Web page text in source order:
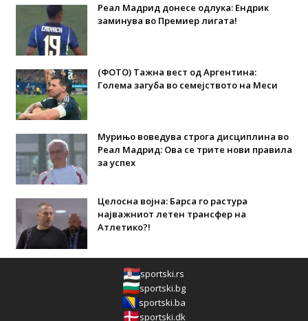
Реал Мадрид донесе одлука: Eндрик
заминува во Премиер лигата!
(ФОТО) Тажна вест од Аргентина:
Голема загуба во семејството на Меси
Мурињо воведува строга дисциплина во
Реал Мадрид: Ова се трите нови правила
за успех
Целосна војна: Барса го растура
најважниот летен трансфер на
Атлетико?!
sportski.rs
sportski.bg
sportski.ba
sportski.dk